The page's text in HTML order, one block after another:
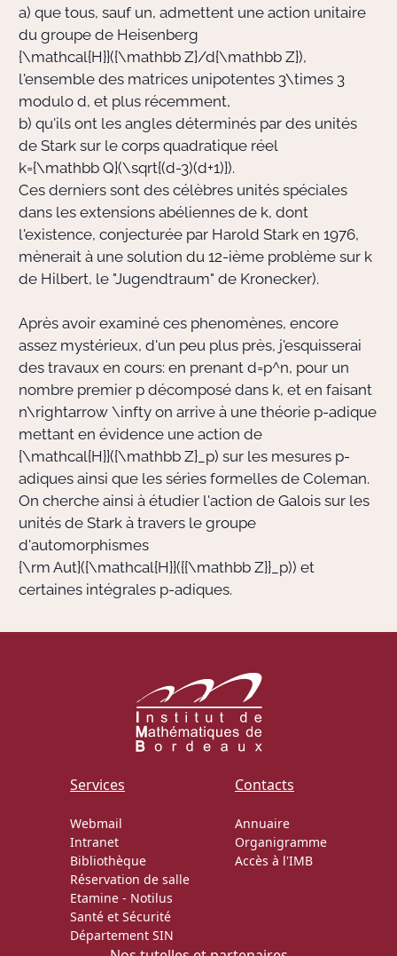
a) que tous, sauf un, admettent une action unitaire
du groupe de Heisenberg
{\mathcal{H}}({\mathbb Z}/d{\mathbb Z}),
l'ensemble des matrices unipotentes 3\times 3
modulo d, et plus récemment,
b) qu'ils ont les angles déterminés par des unités
de Stark sur le corps quadratique réel
k={\mathbb Q}(\sqrt{(d-3)(d+1)}).
Ces derniers sont des célèbres unités spéciales
dans les extensions abéliennes de k, dont
l'existence, conjecturée par Harold Stark en 1976,
mènerait à une solution du 12-ième problème sur k
de Hilbert, le "Jugendtraum" de Kronecker).
Après avoir examiné ces phenomènes, encore
assez mystérieux, d'un peu plus près, j'esquisserai
des travaux en cours: en prenant d=p^n, pour un
nombre premier p décomposé dans k, et en faisant
n\rightarrow \infty on arrive à une théorie p-adique
mettant en évidence une action de
{\mathcal{H}}({\mathbb Z}_p) sur les mesures p-
adiques ainsi que les séries formelles de Coleman.
On cherche ainsi à étudier l'action de Galois sur les
unités de Stark à travers le groupe
d'automorphismes
{\rm Aut}({\mathcal{H}}({{\mathbb Z}}_p)) et
certaines intégrales p-adiques.
Services
Webmail
Intranet
Bibliothèque
Réservation de salle
Etamine - Notilus
Santé et Sécurité
Département SIN
Contacts
Annuaire
Organigramme
Accès à l'IMB